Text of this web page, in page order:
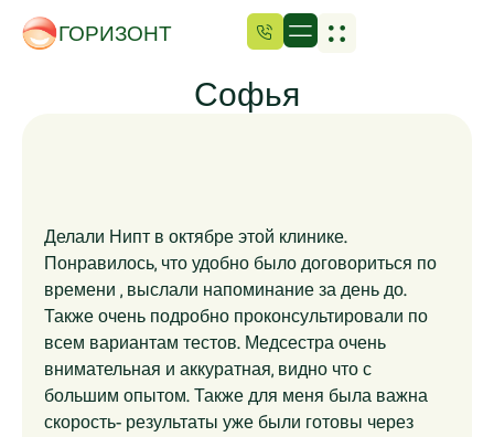
ГОРИЗОНТ
Софья
Делали Нипт в октябре этой клинике.
Понравилось, что удобно было договориться по
времени , выслали напоминание за день до.
Также очень подробно проконсультировали по
всем вариантам тестов. Медсестра очень
внимательная и аккуратная, видно что с
большим опытом. Также для меня была важна
скорость- результаты уже были готовы через